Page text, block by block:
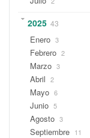
2025 43
Enero 3
Febrero 2
Marzo 3
Abril 2
Mayo 6
Junio 5
Agosto 3
Septiembre 11